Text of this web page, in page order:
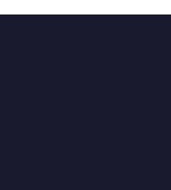
rayures, en TPU